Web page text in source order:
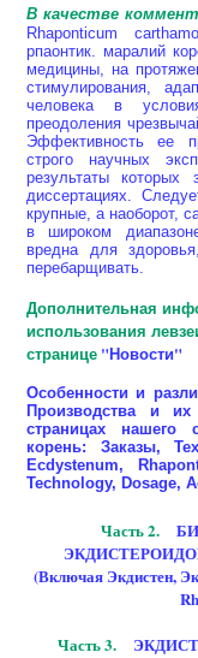
В качестве
Rhaponticum
рпаонтик. маралий
медицины, на
стимулирования,
человека в
преодоления
Эффективность ее
строго научных
результаты
диссертациях.
крупные, а наоборот,
в широком
вредна для
перебарщивать.
Дополнительная
использования
странице "Новости"
Особенности и
Производства и
страницах нашего
корень: Заказы,
Ecdystenum,
Technology, Dosage,
Часть 2.
(Включая Экдистен,
Часть 3.